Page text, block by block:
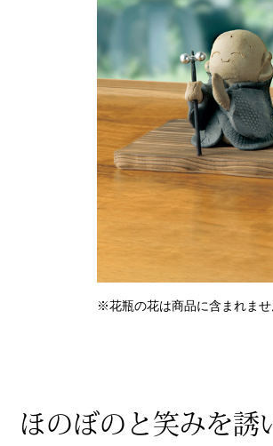
パンツ／スラックス
ショート･クロップドパンツ
リ
ボ
そ
シ
ス
レ
ス
ブ
カーディガン／アンサンブル
ワンピース／チュニック
シャツワンピース
バ
ト
ハ
シ
ク
ボ
リ
インテリアアート･ルームアクセ
クロック／気象計
バス･トイレタリー
スリッパ／ルームシューズ
人
光
ス
AV
ア
そ
※花瓶の花は商品に含まれませ
ほのぼのと笑みを誘